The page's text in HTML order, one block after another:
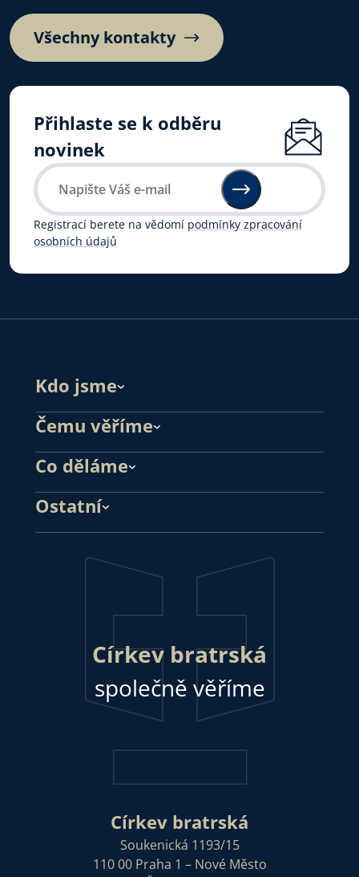
Všechny kontakty
Přihlaste se k odběru
novinek
Registrací berete na vědomí podmínky zpracování
osobních údajů
Kdo jsme
Čemu věříme
Co děláme
Ostatní
Církev bratrská
společně věříme
Církev bratrská
Soukenická 1193/15
110 00 Praha 1 – Nové Město